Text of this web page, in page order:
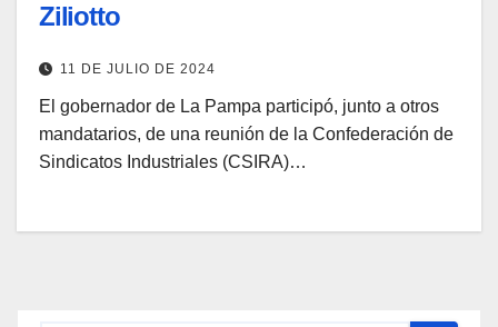
Ziliotto
11 DE JULIO DE 2024
El gobernador de La Pampa participó, junto a otros
mandatarios, de una reunión de la Confederación de
Sindicatos Industriales (CSIRA)…